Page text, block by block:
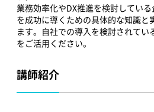
業務効率化やDX推進を検討してい
を成功に導くための具体的な知識と
ます。自社での導入を検討されてい
をご活用ください。
講師紹介